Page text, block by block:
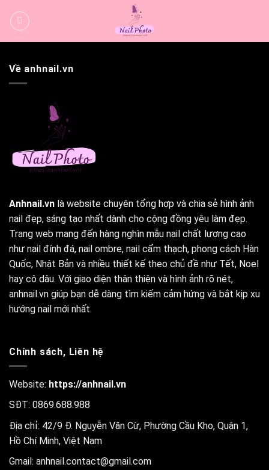
qua
Về anhnail.vn
Anhnail.vn là website chuyên tổng hợp và chia sẻ hình ảnh
nail đẹp, sáng tạo nhất dành cho cộng đồng yêu làm đẹp.
Trang web mang đến hàng nghìn mẫu nail chất lượng cao
như nail đính đá, nail ombre, nail cẩm thạch, phong cách Hàn
Quốc, Nhật Bản và nhiều thiết kế theo chủ đề như Tết, Noel
hay cô dâu. Với giao diện thân thiện và hình ảnh rõ nét,
anhnail.vn giúp bạn dễ dàng tìm kiếm cảm hứng và bắt kịp xu
hướng nail mới nhất.
Chính sách, Liên hệ
Website: https://anhnail.vn
SĐT: 0869.688.988
Địa chỉ: 42/9 Đ. Nguyễn Văn Cừ, Phường Cầu Kho, Quận 1,
Hồ Chí Minh, Việt Nam
Gmail: anhnail.contact@gmail.com